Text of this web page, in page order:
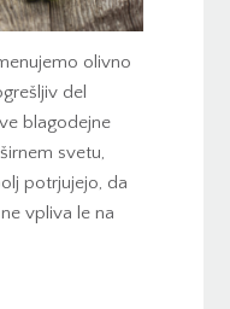
olivno
del
blagodejne
svetu,
potrjujejo, da
vpliva le na